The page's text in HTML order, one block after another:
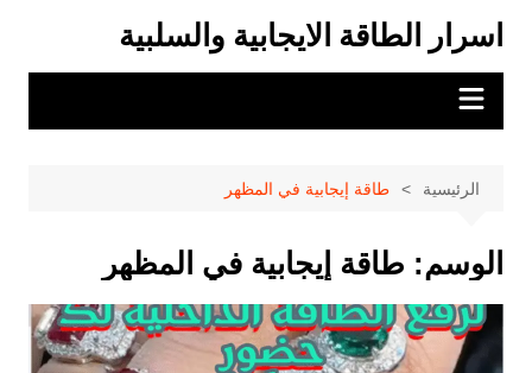
المحتوى
اسرار الطاقة الايجابية والسلبية
الرئيسية طاقة إيجابية في المظهر
الوسم: طاقة إيجابية في المظهر